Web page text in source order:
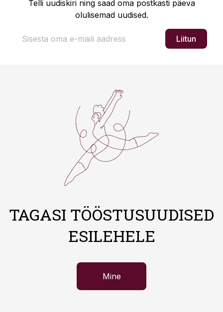
Telli uudiskiri ning saad oma postkasti päeva
olulisemad uudised.
Liitun
TAGASI TÖÖSTUSUUDISED
ESILEHELE
Mine